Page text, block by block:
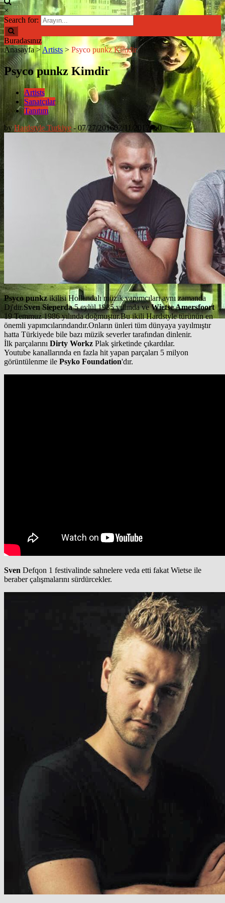
×
Search for:
Buradasınız
Anasayfa> Artists > Psyco punkz Kimdir
Psyco punkz Kimdir
Artists
Sanatçılar
Tanıtım
byHardstyle Turkiye -07/27/201602/11/2017 0
Psyco punkzikilisi Hollandalı müzik yapımcıları aynı zamanda
Dj'dir.Sven Sieperda5 eylül 1985 yıllında veWietse Amersfoort
19 Temmuz 1986 yılında doğmuştur.Bu ikili Hardstyle türünün en
önemli yapımcılarındandır.Onların ünleri tüm dünyaya yayılmıştır
hatta Türkiyede bile bazı müzik severler tarafından dinlenir.
İlk parçalarını Dirty Workz Plak şirketinde çıkardılar.
Youtube kanallarında en fazla hit yapan parçaları 5 milyon
görüntülenme ile Psyko Foundation'dır.
Sven Defqon 1 festivalinde sahnelere veda etti fakat Wietse ile
beraber çalışmalarını sürdürcekler.